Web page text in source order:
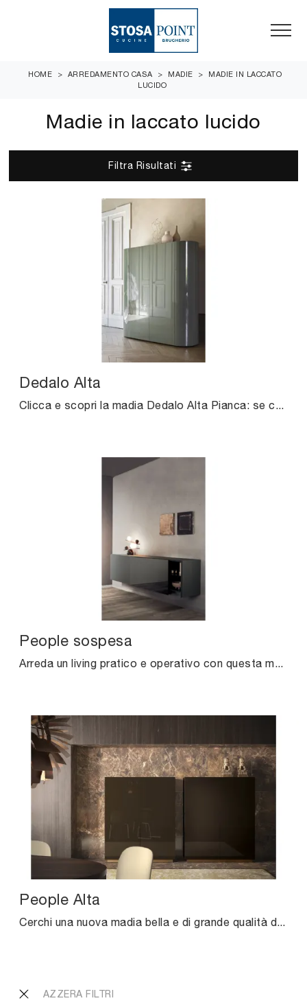
HOME > ARREDAMENTO CASA > MADIE >
MADIE IN LACCATO
LUCIDO
Madie in laccato lucido
AZZERA FILTRI
Filtra Risultati
Dedalo Alta
Clicca e scopri la madia Dedalo Alta Pianca: se cerchi mobili in laccato lucido per stanze moderne, questa è la scelta ideale per te!
People sospesa
Arreda un living pratico e operativo con questa madia People sospesa di Pianca: scopri le più originali Madie in laccato lucido.
People Alta
Cerchi una nuova madia bella e di grande qualità dalle linee moderne? Ti presentiamo il modello People Alta di Pianca, realizzato in laccato lucido.